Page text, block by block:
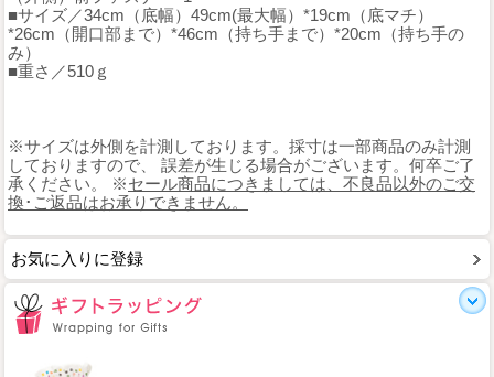
■サイズ／34cm（底幅）49cm(最大幅）*19cm（底マチ）
*26cm（開口部まで）*46cm（持ち手まで）*20cm（持ち手の
み）
■重さ／510ｇ
※サイズは外側を計測しております。採寸は一部商品のみ計測
しておりますので、 誤差が生じる場合がございます。何卒ご了
承ください。 ※セール商品につきましては、不良品以外のご交
換･ご返品はお承りできません。
お気に入りに登録